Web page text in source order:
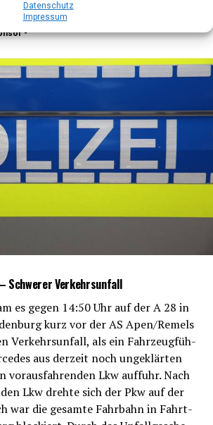
Daten­schutz
Impres­sum
vor 2 Jahren am
-
Schwe­rer Verkehrsunfall
es gegen 14:50 Uhr auf der A 28 in
kurz vor der AS Apen/Remels
Ver­kehrs­un­fall, als ein Fahr­zeug­füh­
aus der­zeit noch unge­klär­ten
vor­aus­fah­ren­den Lkw auf­fuhr. Nach
Lkw dreh­te sich der Pkw auf der
war die gesam­te Fahr­bahn in Fahrt­